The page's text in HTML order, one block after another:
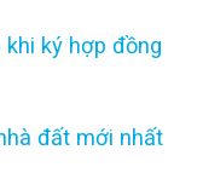
ký hợp đồng
đất mới nhất